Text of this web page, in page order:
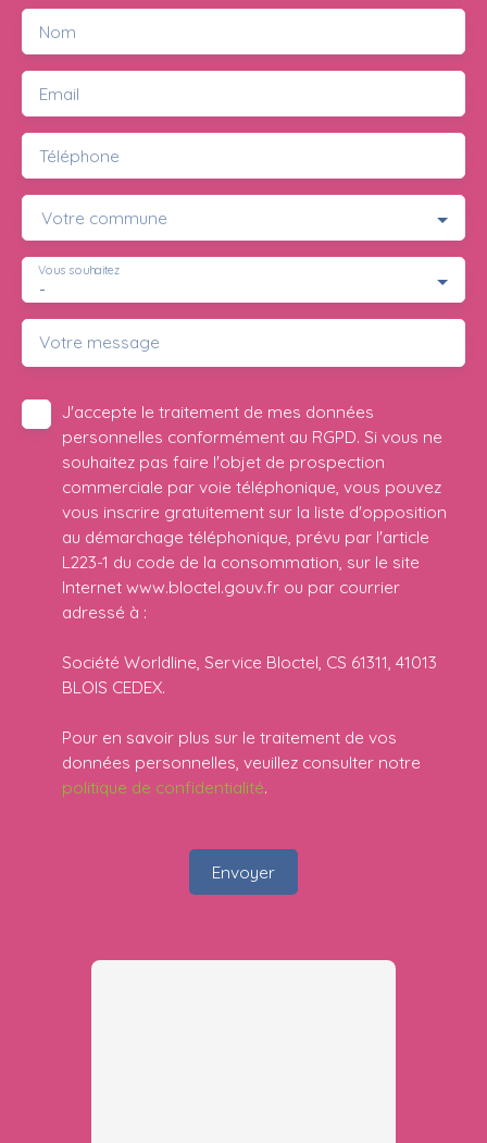
Nom
Email
Téléphone
Votre commune
-
Vous souhaitez
Votre message
J'accepte le traitement de mes données
personnelles conformément au RGPD. Si vous ne
souhaitez pas faire l'objet de prospection
commerciale par voie téléphonique, vous pouvez
vous inscrire gratuitement sur la liste d'opposition
au démarchage téléphonique, prévu par l'article
L223-1 du code de la consommation, sur le site
Internet www.bloctel.gouv.fr ou par courrier
adressé à :
Société Worldline, Service Bloctel, CS 61311, 41013
BLOIS CEDEX.
Pour en savoir plus sur le traitement de vos
données personnelles, veuillez consulter notre
politique de confidentialité.
Envoyer